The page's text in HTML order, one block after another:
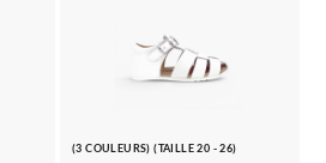
(3 COULEURS) (TAILLE 20 - 26)